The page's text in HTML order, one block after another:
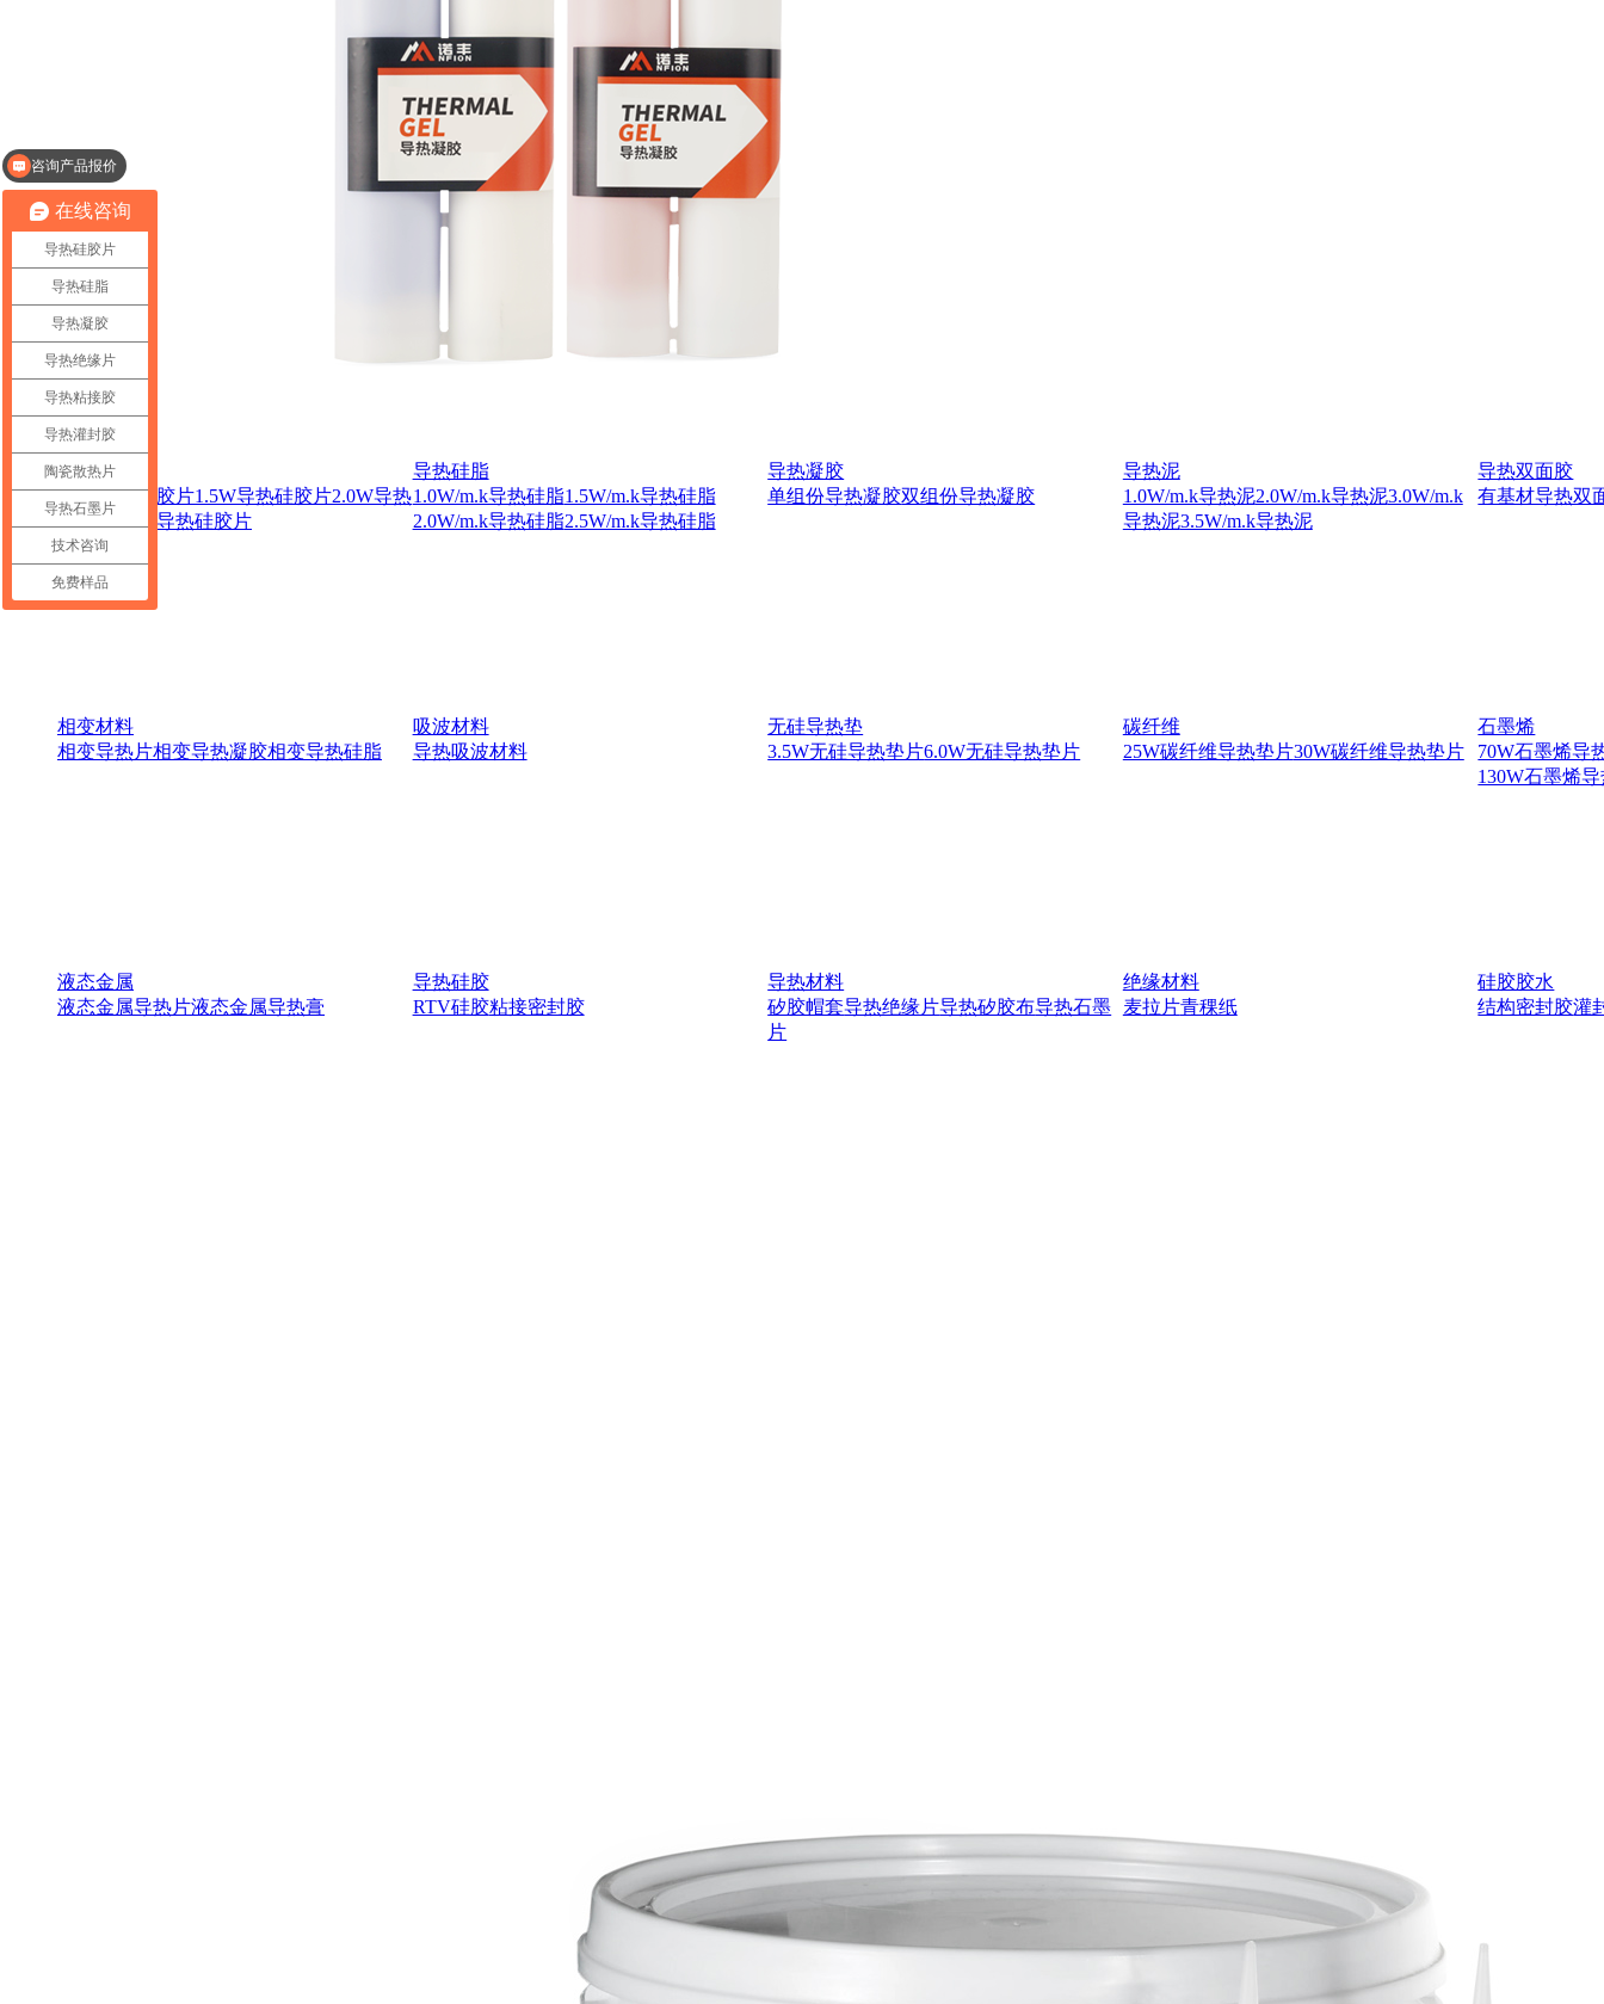
导热凝胶
产品中心
导热硅胶片
1.0W导热硅胶片1.5W导热硅胶片2.0W导热
硅胶片
3.0W导热硅胶片
导热硅脂
1.0W/m.k导热硅脂1.5W/m.k导热硅脂
2.0W/m.k导热硅脂2.5W/m.k导热硅脂
导热凝胶
单组份导热凝胶双组份导热凝胶
导热泥
1.0W/m.k导热泥2.0W/m.k导热泥3.0W/m.k
导热泥3.5W/m.k导热泥
导热双面胶
有基材导热双
相变材料
相变导热片相变导热凝胶相变导热硅脂
吸波材料
导热吸波材料
无硅导热垫
3.5W无硅导热垫片6.0W无硅导热垫片
碳纤维
25W碳纤维导热垫片30W碳纤维导热垫片
石墨烯
70W石墨烯导
130W石墨烯
液态金属
液态金属导热片液态金属导热膏
导热硅胶
RTV硅胶粘接密封胶
导热材料
矽胶帽套导热绝缘片导热矽胶布导热石墨
片
绝缘材料
麦拉片青稞纸
硅胶胶水
结构密封胶灌
在线咨询
导热硅胶片
导热硅脂
导热凝胶
导热绝缘片
导热粘接胶
导热灌封胶
陶瓷散热片
导热石墨片
技术咨询
免费样品
了解导热散热解决方案